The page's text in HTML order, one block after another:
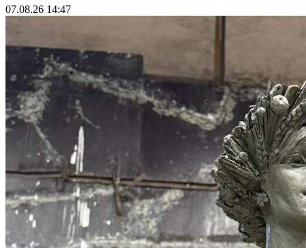
07.08.26 14:47